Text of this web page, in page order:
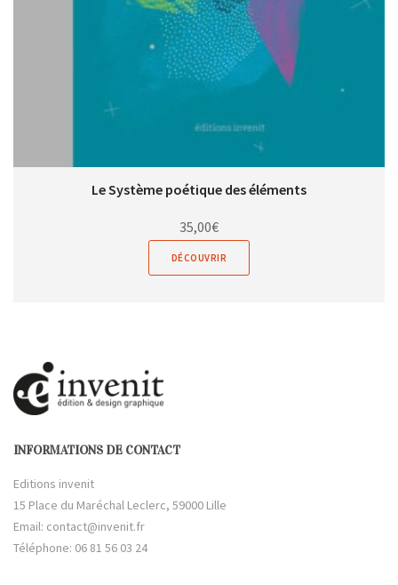
Le Système poétique des éléments
35,00€
DÉCOUVRIR
INFORMATIONS DE CONTACT
Editions invenit
15 Place du Maréchal Leclerc, 59000 Lille
Email: contact@invenit.fr
Téléphone: 06 81 56 03 24